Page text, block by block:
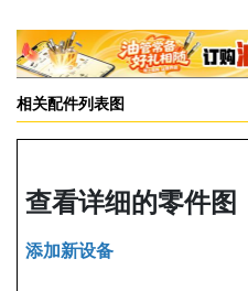
相关配件列表图
查看详细的零件图
添加新设备